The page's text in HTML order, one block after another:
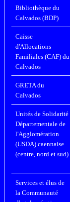
Bibliothèque du
Calvados (BDP)
Caisse
d'Allocations
Familiales (CAF) du
Calvados
GRETA du
Calvados
Unités de Solidarité
Départementale de
l'Agglomération
(USDA) caennaise
(centre, nord et sud)
Services et élus de
la Communauté